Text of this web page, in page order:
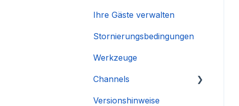
Ihre Gäste verwalten
Stornierungsbedingungen
Werkzeuge
Channels
Integration des Accounts
Versionshinweise